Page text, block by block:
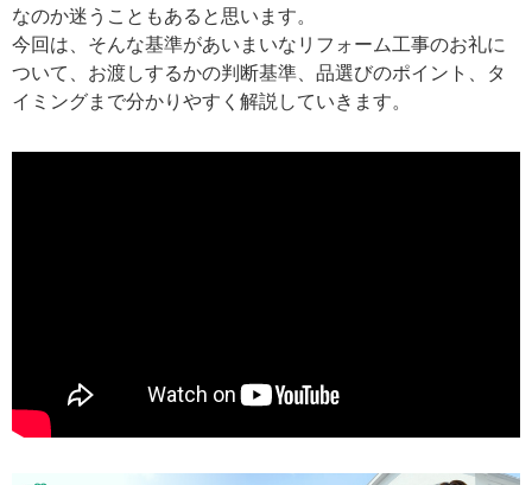
なのか迷うこともあると思います。
今回は、そんな基準があいまいなリフォーム工事のお礼に
ついて、お渡しするかの判断基準、品選びのポイント、タ
イミングまで分かりやすく解説していきます。